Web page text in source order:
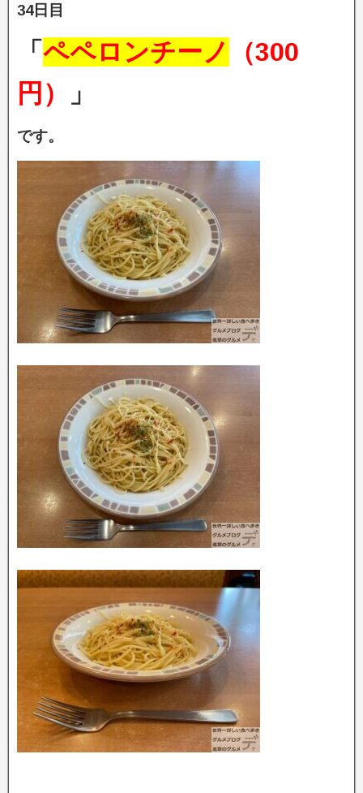
34日目
「 ペペロンチーノ
（300
円）
」
です。